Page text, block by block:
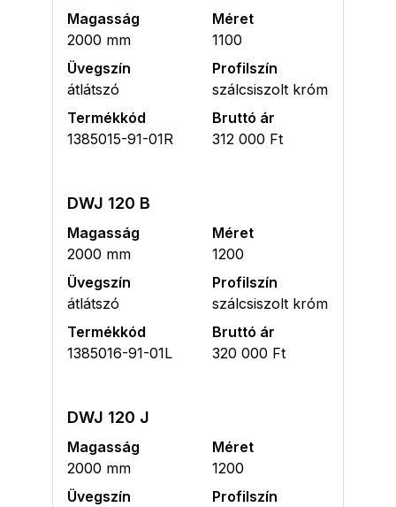
Magasság
2000 mm
Méret
1100
Üvegszín
átlátszó
Profilszín
szálcsiszolt króm
Termékkód
1385015-91-01R
Bruttó ár
312 000 Ft
DWJ 120 B
Magasság
2000 mm
Méret
1200
Üvegszín
átlátszó
Profilszín
szálcsiszolt króm
Termékkód
1385016-91-01L
Bruttó ár
320 000 Ft
DWJ 120 J
Magasság
2000 mm
Méret
1200
Üvegszín
Profilszín